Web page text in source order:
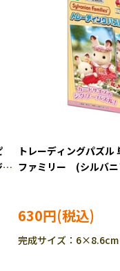
トレーディングパズル
ファミリー (シルバ
630円
完成サイズ：6×8.6cm